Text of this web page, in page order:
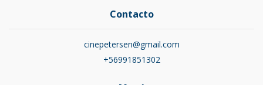
Contacto
cinepetersen@gmail.com
+56991851302